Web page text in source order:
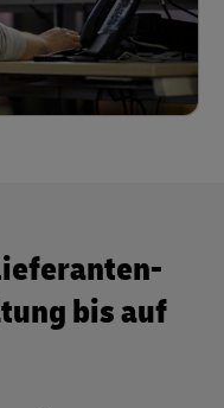
bis auf